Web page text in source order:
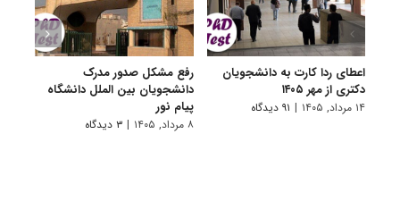
اعطای ردا کارت به دانشجویان
دکتری از مهر ۱۴۰۵
۱۴ مرداد, ۱۴۰۵ | ۹۱ دیدگاه
رفع مشکل صدور مدرک
دانشجویان بین الملل دانشگاه
پیام نور
۸ مرداد, ۱۴۰۵ | ۳ دیدگاه